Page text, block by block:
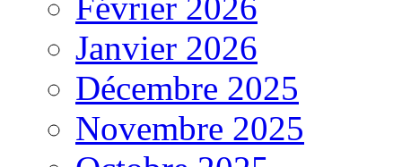
Février 2026
Janvier 2026
Décembre 2025
Novembre 2025